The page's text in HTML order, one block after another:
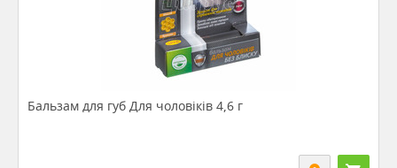
Бальзам для губ Для чоловіків 4,6 г